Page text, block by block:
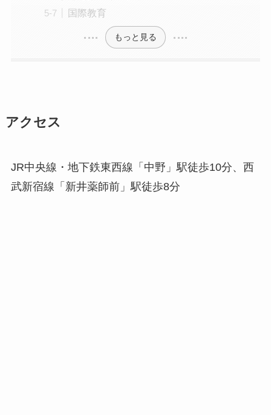
国際教育
もっと見る
アクセス
JR中央線・地下鉄東西線「中野」駅徒歩10分、西
武新宿線「新井薬師前」駅徒歩8分